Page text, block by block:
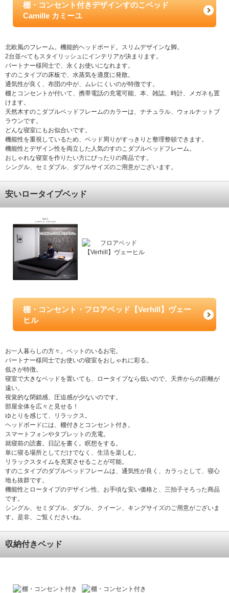
棚・コンセント付きデザインすのこベッド
Camille カミーユ
北欧風のフレーム。機能的ヘッドボード。スリムデザインな脚。
2台並べてもスタイリッシュにインテリアが決まります。
パートナー様同士で、永くお使いになれます。
すのこタイプの床板で、水蒸気を適度に発散。
通気性が良く、布団の中が、ムレにくいのが特徴です。
棚とコンセントが付いて、携帯電話の充電可能、本、雑誌、時計、メガネも置
けます。
天然木すのこダブルベッドフレームのカラーは、ナチュラル、ウォルナットブ
ラウンです。
どんな寝室にもお似合いです。
機能性を重視しているため、ベッド周りがすっきりと整理整頓できます。
機能性とデザイン性を両立した人気のすのこダブルベッドフレーム。
おしゃれな寝室を作りたい方にぴったりの商品です。
シングル、セミダブル、ダブルサイズのご用意がございます。
安いロータイプベッド
棚・コンセント・フロアベッド【Verhill】ヴェー
ヒル
お一人暮らしの方々。ペットのいるお宅。
パートナー様同士でお使いの寝室をおしゃれに彩る。
低さが特徴。
寝室で大きなベッドを置いても、ロータイプなら低いので、天井からの距離が
遠い。
視覚的な閉鎖感、圧迫感が少ないのです。
部屋全体を広々と見せる！
ゆとりを感じて、リラックス。
ヘッドボードには、棚付きとコンセント付き。
スマートフォンやタブレットの充電。
就寝前の読書。日記を書く。瞑想をする。
単に寝る場所としてだけでなく、生活を楽しむ。
リラックスタイムを充実させることが可能。
すのこタイプのダブルベッドフレームは、通気性が良く、カラっとして、寝心
地も抜群です。
機能性とロータイプのデザイン性、お手頃な安い価格と、三拍子そろった商品
です。
シングル、セミダブル、ダブル、クイーン、キングサイズのご用意がございま
す。是非、ご覧くださいね。
収納付きベッド